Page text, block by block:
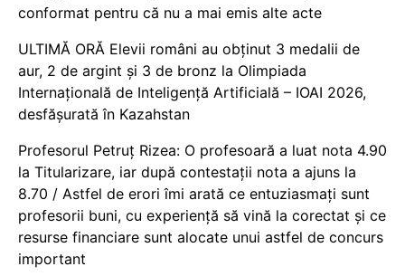
conformat pentru că nu a mai emis alte acte
ULTIMĂ ORĂ Elevii români au obținut 3 medalii de
aur, 2 de argint și 3 de bronz la Olimpiada
Internațională de Inteligență Artificială – IOAI 2026,
desfășurată în Kazahstan
Profesorul Petruț Rizea: O profesoară a luat nota 4.90
la Titularizare, iar după contestații nota a ajuns la
8.70 / Astfel de erori îmi arată ce entuziasmați sunt
profesorii buni, cu experiență să vină la corectat și ce
resurse financiare sunt alocate unui astfel de concurs
important